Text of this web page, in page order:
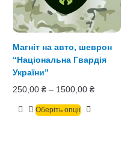
Магніт на авто, шеврон
“Національна Гвардія
України”
250,00 ₴ – 1500,00 ₴
Оберіть опції